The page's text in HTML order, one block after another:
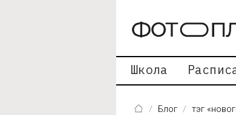
Школа
Блог тэг